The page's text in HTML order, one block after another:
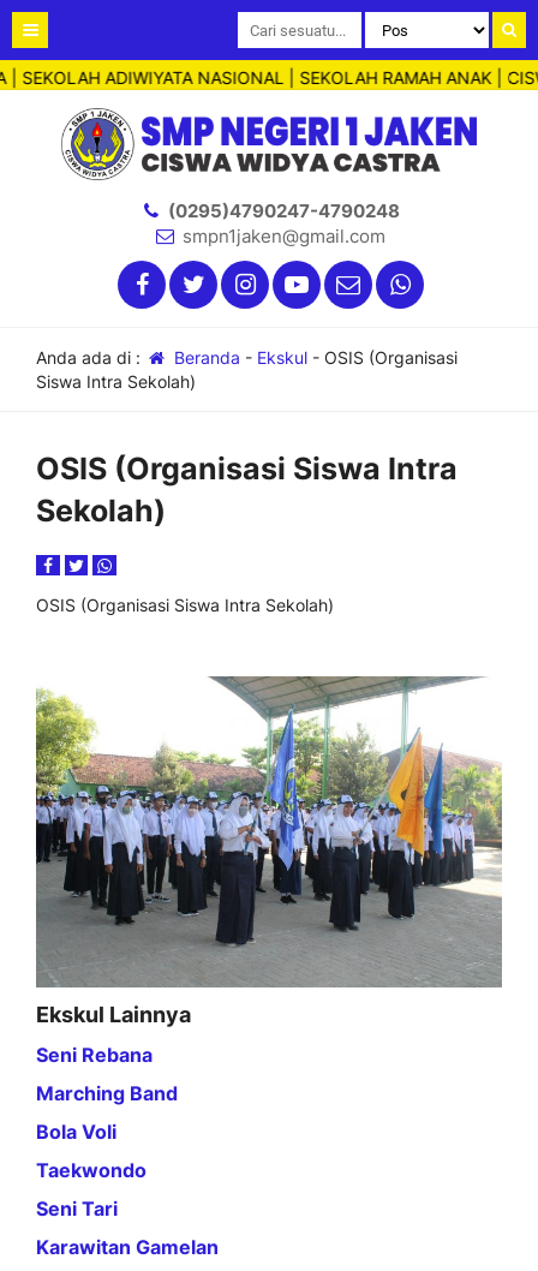
ADIWIYATA NASIONAL | SEKOLAH RAMAH ANAK |
(0295)4790247-4790248
smpn1jaken@gmail.com
Anda ada di : Beranda - Ekskul- OSIS (Organisasi
Siswa Intra Sekolah)
OSIS (Organisasi Siswa Intra
Sekolah)
OSIS (Organisasi Siswa Intra Sekolah)
Ekskul Lainnya
Seni Rebana
Marching Band
Bola Voli
Taekwondo
Seni Tari
Karawitan Gamelan